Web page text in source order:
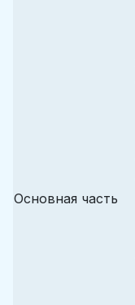
Основная часть